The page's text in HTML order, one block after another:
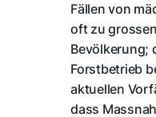
Fällen von
oft zu
Bevölkerung;
Forstbetrieb
aktuellen
dass